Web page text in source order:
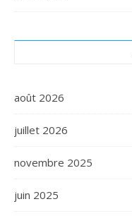
août 2026
juillet 2026
novembre 2025
juin 2025